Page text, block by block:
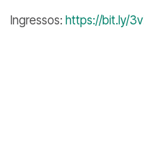
Ingressos: https://bit.ly/